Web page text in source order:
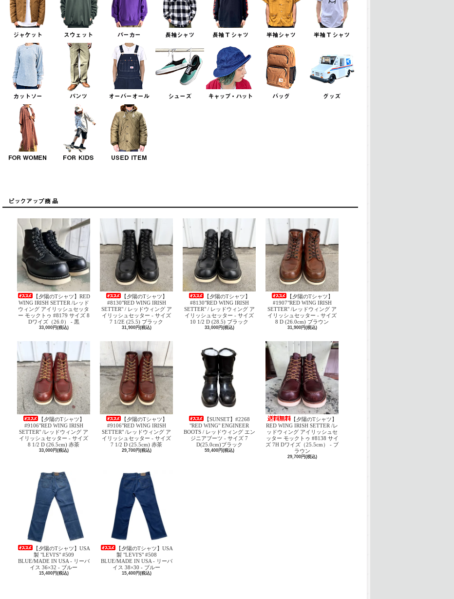
【夕陽のTシャツ】RED
WING IRISH SETTER /レッド
ウィング アイリッシュセッタ
ー モックトゥ #8179 サイズ 8
Dワイズ（26.0） - 黒
33,000円(税込)
【夕陽のTシャツ】
#8130"RED WING IRISH
SETTER" / レッドウィング ア
イリッシュセッター - サイズ
7 1/2E (25.5) ブラック
31,900円(税込)
【夕陽のTシャツ】
#8130"RED WING IRISH
SETTER" / レッドウィング ア
イリッシュセッター - サイズ
10 1/2 D (28.5) ブラック
33,000円(税込)
【夕陽のTシャツ】
#1907"RED WING IRISH
SETTER" /レッドウィング ア
イリッシュセッター - サイズ
8 D (26.0cm) ブラウン
31,900円(税込)
【夕陽のTシャツ】
#9106"RED WING IRISH
SETTER" /レッドウィング ア
イリッシュセッター - サイズ
8 1/2 D (26.5cm) 赤茶
33,000円(税込)
【夕陽のTシャツ】
#9106"RED WING IRISH
SETTER" /レッドウィング ア
イリッシュセッター - サイズ
7 1/2 D (25.5cm) 赤茶
29,700円(税込)
【SUNSET】#2268
"RED WING" ENGINEER
BOOTS / レッドウィング エン
ジニアブーツ - サイズ 7
D(25.0cm)ブラック
59,400円(税込)
【夕陽のTシャツ】
RED WING IRISH SETTER /レ
ッドウィング アイリッシュセ
ッター モックトゥ #8138 サイ
ズ 7H Dワイズ（25.5cm） - ブ
ラウン
29,700円(税込)
【夕陽のTシャツ】USA
製 "LEVI'S" #509
BLUE/MADE IN USA - リーバ
イス 36×32 - ブルー
15,400円(税込)
【夕陽のTシャツ】USA
製 "LEVI'S" #508
BLUE/MADE IN USA - リーバ
イス 38×30 - ブルー
15,400円(税込)